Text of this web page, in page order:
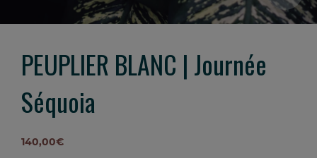
PEUPLIER BLANC | Journée
Séquoia
140,00€